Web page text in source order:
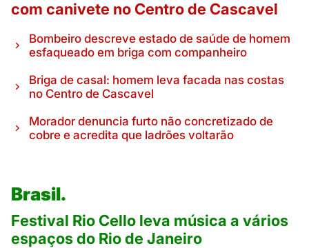
com canivete no Centro de Cascavel
Bombeiro descreve estado de saúde de homem
esfaqueado em briga com companheiro
Briga de casal: homem leva facada nas costas
no Centro de Cascavel
Morador denuncia furto não concretizado de
cobre e acredita que ladrões voltarão
Brasil.
Festival Rio Cello leva música a vários
espaços do Rio de Janeiro